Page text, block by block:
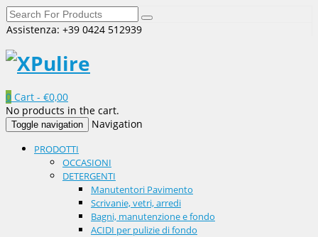
Assistenza: +39 0424 512939
0 Cart - €0,00
No products in the cart.
Toggle navigation Navigation
PRODOTTI
OCCASIONI
DETERGENTI
Manutentori Pavimento
Scrivanie, vetri, arredi
Bagni, manutenzione e fondo
ACIDI per pulizie di fondo